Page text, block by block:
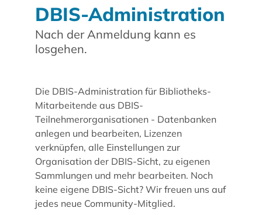
DBIS-Administration
Nach der Anmeldung kann es
losgehen.
Die DBIS-Administration für Bibliotheks-
Mitarbeitende aus DBIS-
Teilnehmerorganisationen - Datenbanken
anlegen und bearbeiten, Lizenzen
verknüpfen, alle Einstellungen zur
Organisation der DBIS-Sicht, zu eigenen
Sammlungen und mehr bearbeiten. Noch
keine eigene DBIS-Sicht? Wir freuen uns auf
jedes neue Community-Mitglied.